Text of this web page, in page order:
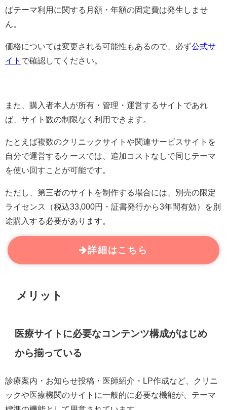
ばテーマ利用に関する月額・年額の固定費は発生しませ
ん。
価格については変更される可能性もあるので、必ず公式サ
イト で確認してください。
また、購入者本人が所有・管理・運営するサイトであれ
ば、サイト数の制限なく利用できます。
たとえば複数のクリニックサイトや関連サービスサイトを
自分で運営するケースでは、追加コストなしで同じテーマ
を使い回すことが可能です。
ただし、第三者のサイトを制作する場合には、別売の限定
ライセンス（税込33,000円・証書発行から3年間有効）を別
途購入する必要があります。
詳細はこちら
メリット
医療サイトに必要なコンテンツ構成がはじめ
から揃っている
診療案内・お知らせ投稿・医師紹介・LP作成など、クリニ
ックや医療機関のサイトに一般的に必要な機能が、テーマ